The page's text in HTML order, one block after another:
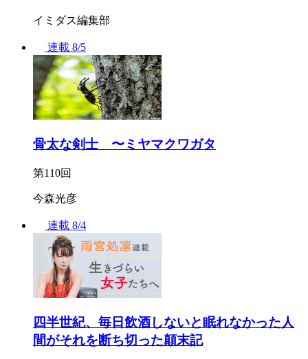
イミダス編集部
連載 8/5
骨太な剣士 〜ミヤマクワガタ
第110回
今森光彦
連載 8/4
四半世紀、毎日飲酒しないと眠れなかった人
間がそれを断ち切った顛末記